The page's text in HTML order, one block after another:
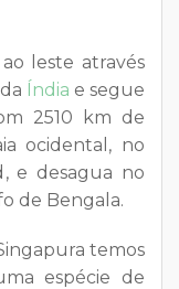
leste através
Índia e segue
2510 km de
ocidental, no
e desagua no
de Bengala.
temos
espécie de